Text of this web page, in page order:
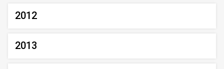
2012
2013